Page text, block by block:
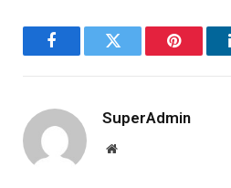
FacebookTwitter Pinterest
SuperAdmin
Website